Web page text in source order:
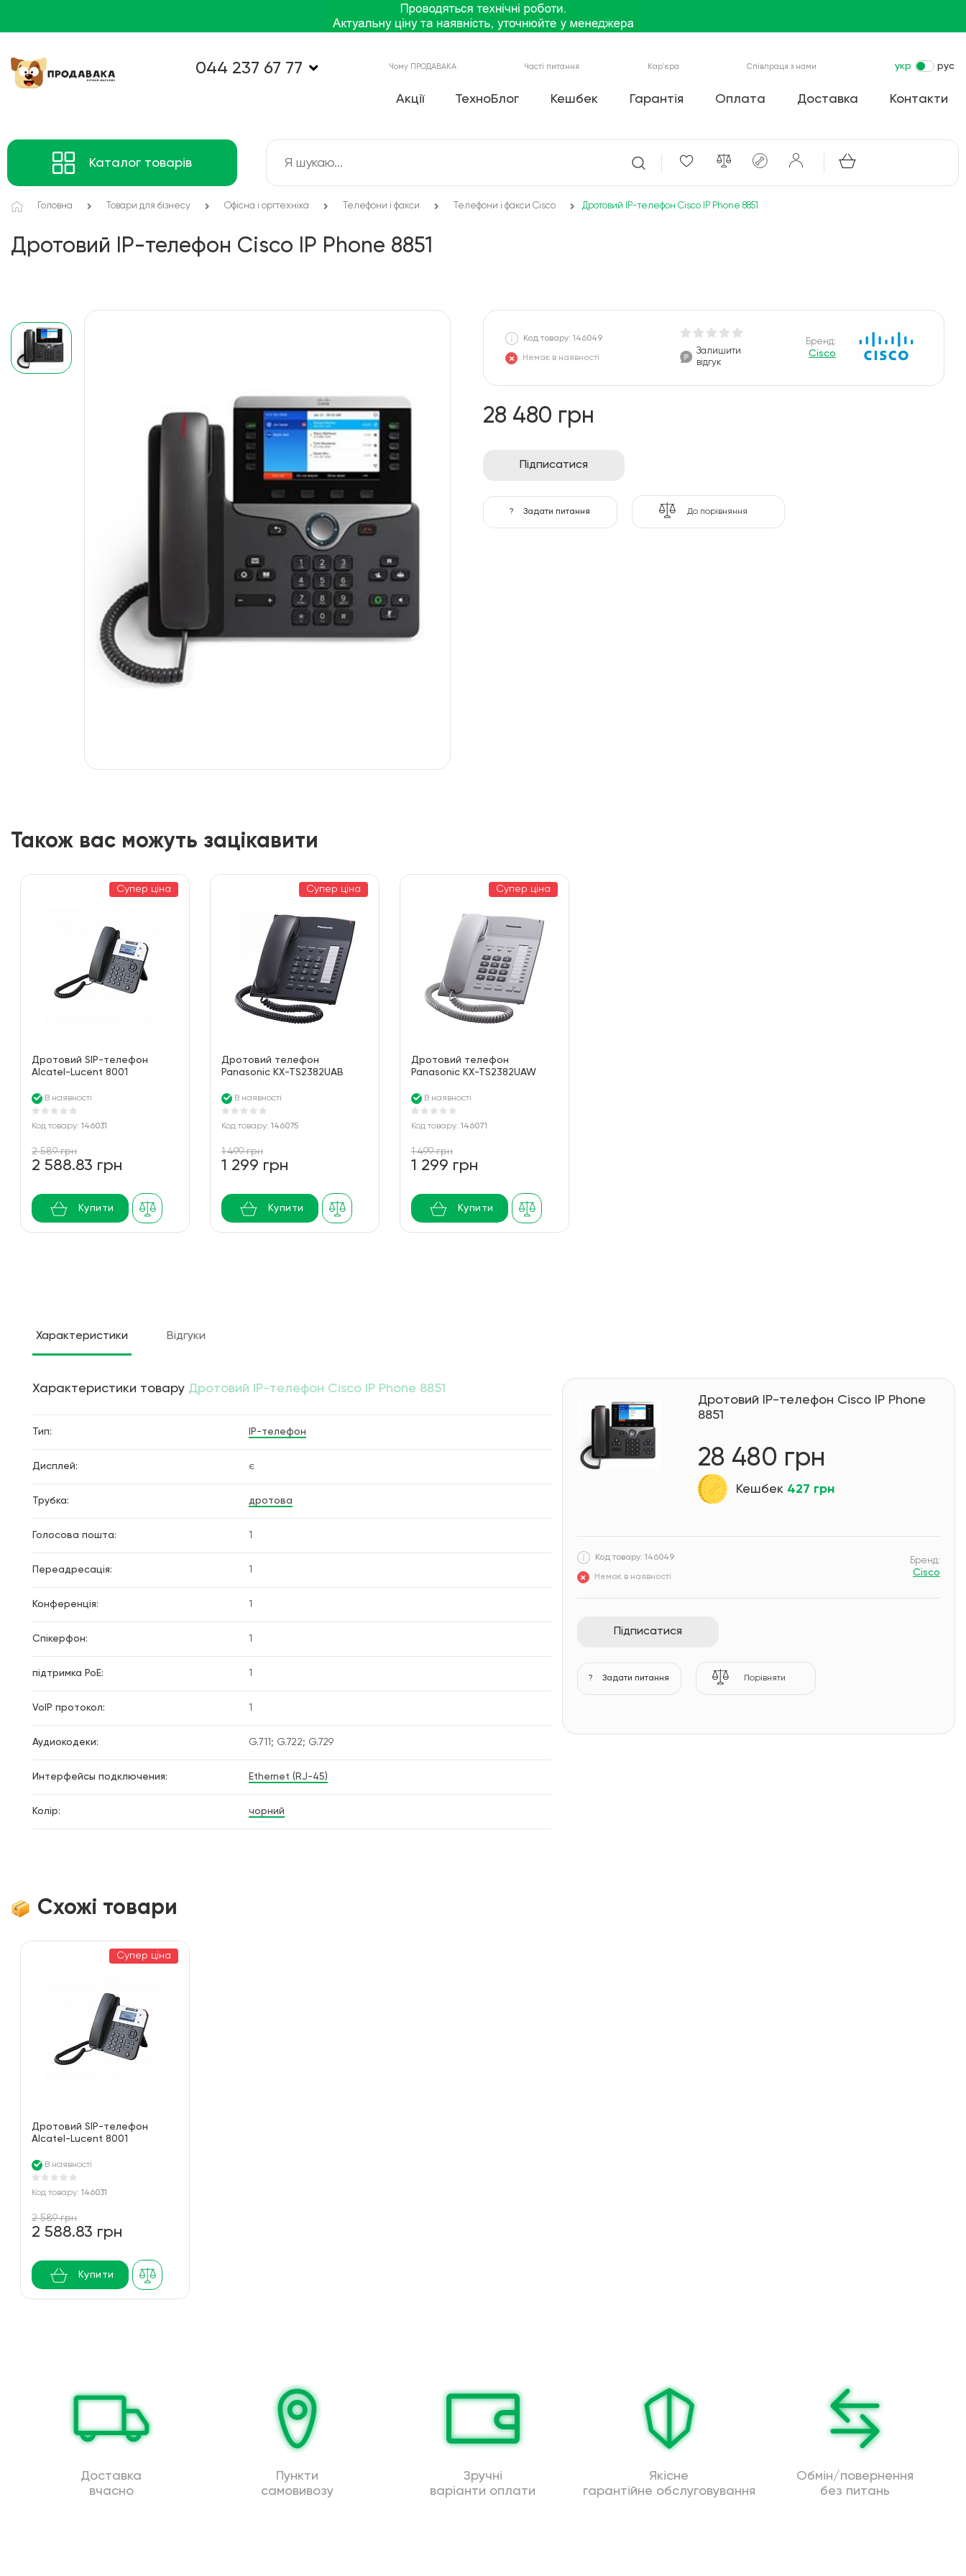
044 237 67 77 Чому ПРОДАВАКА Часті питання Кар'єра Співпраця з нами укр рус
Акції ТехноБлог Кешбек Гарантія Оплата Доставка Контакти
Каталог товарів
Головна Товари для бізнесу Офісна і оргтехніка Телефони і факси Телефони і факси Cisco Дротовий IP-телефон Cisco IP Phone 8851
Дротовий IP-телефон Cisco IP Phone 8851
Код товару: 146049
Немає в наявності
Залишити
відгук
Бренд:
Cisco
28 480 грн
Підписатися
? Задати питання До порівняння
Також вас можуть зацікавити
Супер ціна
Дротовий SIP-телефон
Alcatel-Lucent 8001
phone with high quality audio
В наявності
Код товару: 146031
2 589 грн
2 588.83 грн
Купити
Супер ціна
Дротовий телефон
Panasonic KX-TS2382UAB
В наявності
Код товару: 146075
1 499 грн
1 299 грн
Купити
Супер ціна
Дротовий телефон
Panasonic KX-TS2382UAW
В наявності
Код товару: 146071
1 499 грн
1 299 грн
Купити
Характеристики Відгуки
Характеристики товару Дротовий IP-телефон Cisco IP Phone 8851
Тип: IP-телефон
Дисплей: є
Трубка: дротова
Голосова пошта: 1
Переадресація: 1
Конференція: 1
Cпікерфон: 1
підтримка PoE: 1
VoIP протокол: 1
Аудиокодеки: G.711; G.722; G.729
Интерфейсы подключения: Ethernet (RJ-45)
Колір: чорний
Дротовий IP-телефон Cisco IP Phone
8851
28 480 грн
Кешбек 427 грн
Код товару: 146049
Немає в наявності
Бренд:
Cisco
Підписатися
? Задати питання Порівняти
Схожі товари
Супер ціна
Дротовий SIP-телефон
Alcatel-Lucent 8001
phone with high quality audio
В наявності
Код товару: 146031
2 589 грн
2 588.83 грн
Купити
Доставка
вчасно
Пункти
самовивозу
Зручні
варіанти оплати
Якісне
гарантійне обслуговування
Обмін/повернення
без питань